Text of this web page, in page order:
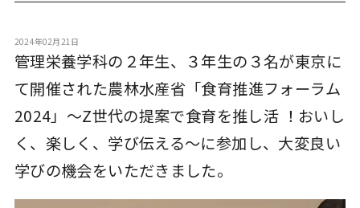
2024年02月21日
管理栄養学科の２年生、３年生の３名が東京に
て開催された農林水産省「食育推進フォーラム
2024」～Z世代の提案で食育を推し活 ！おいし
く、楽しく、学び伝える～に参加し、大変良い
学びの機会をいただきました。